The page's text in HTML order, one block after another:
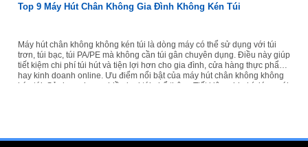
Top 9 Máy Hút Chân Không Gia Đình Không Kén Túi
Máy hút chân không không kén túi là dòng máy có thể sử dụng với túi
trơn, túi bạc, túi PA/PE mà không cần túi gân chuyên dụng. Điều này giúp
tiết kiệm chi phí túi hút và tiện lợi hơn cho gia đình, cửa hàng thực phẩm
hay kinh doanh online. Ưu điểm nổi bật của máy hút chân không không
kén túi: Sử dụng được nhiều loại túi phổ thông Tiết kiệm chi phí đóng gói